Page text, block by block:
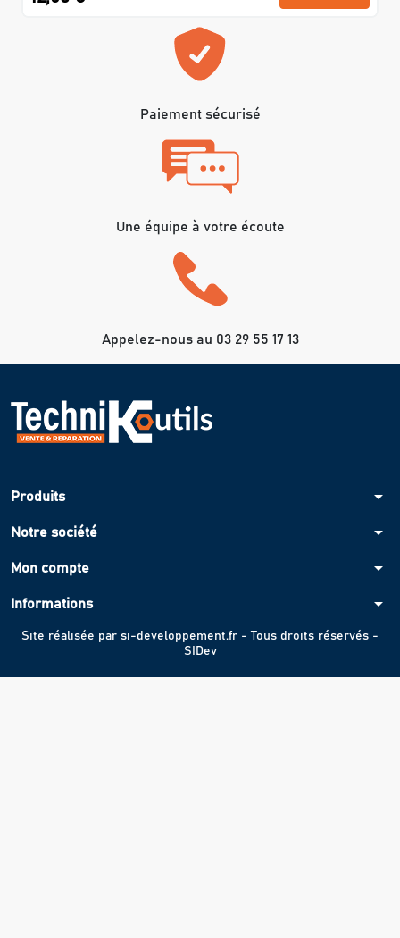
Paiement sécurisé
Une équipe à votre écoute
Appelez-nous au 03 29 55 17 13
Produits arrow_drop_down
Notre société arrow_drop_down
Mon compte arrow_drop_down
Informations arrow_drop_down
Site réalisée par si-developpement.fr - Tous droits réservés -
SIDev